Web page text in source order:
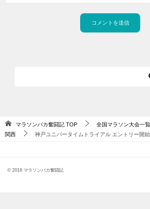
マラソンバカ奮闘記 TOP 全国マラソン大会一覧
関西
神戸ユニバータイムトライアル エントリー開
© 2018 マラソンバカ奮闘記